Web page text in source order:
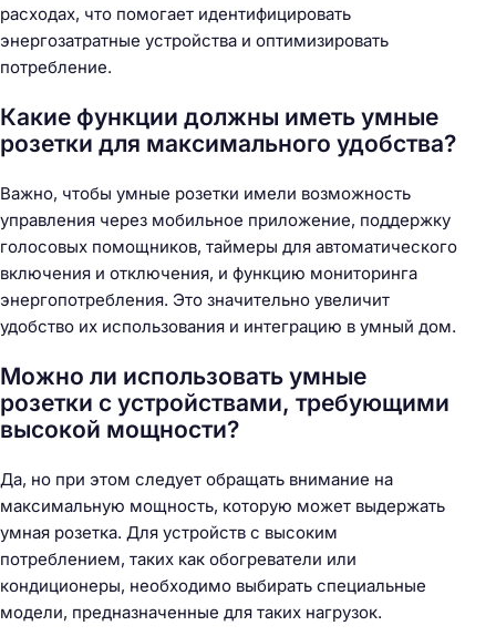
расходах, что помогает идентифицировать
энергозатратные устройства и оптимизировать
потребление.
Какие функции должны иметь умные
розетки для максимального удобства?
Важно, чтобы умные розетки имели возможность
управления через мобильное приложение, поддержку
голосовых помощников, таймеры для автоматического
включения и отключения, и функцию мониторинга
энергопотребления. Это значительно увеличит
удобство их использования и интеграцию в умный дом.
Можно ли использовать умные
розетки с устройствами, требующими
высокой мощности?
Да, но при этом следует обращать внимание на
максимальную мощность, которую может выдержать
умная розетка. Для устройств с высоким
потреблением, таких как обогреватели или
кондиционеры, необходимо выбирать специальные
модели, предназначенные для таких нагрузок.